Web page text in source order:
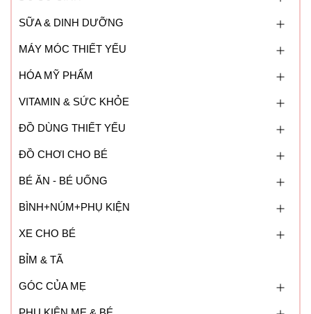
SỮA & DINH DƯỠNG
MÁY MÓC THIẾT YẾU
HÓA MỸ PHẨM
VITAMIN & SỨC KHỎE
ĐỒ DÙNG THIẾT YẾU
ĐỒ CHƠI CHO BÉ
BÉ ĂN - BÉ UỐNG
BÌNH+NÚM+PHỤ KIỆN
XE CHO BÉ
BỈM & TÃ
GÓC CỦA MẸ